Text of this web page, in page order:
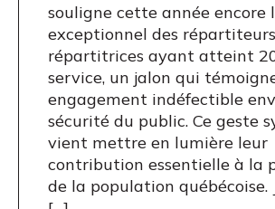
souligne cette année encore
exceptionnel des
répartitrices ayant atteint
service, un jalon qui
engagement indéfectible
sécurité du public. Ce geste
vient mettre en lumière leur
contribution essentielle à la
de la population québécoise.